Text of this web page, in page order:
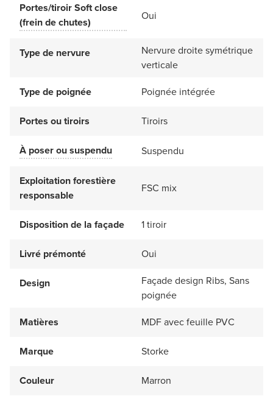
Portes/tiroir Soft close
(frein de chutes)
Oui
Type de nervure
Nervure droite symétrique
verticale
Type de poignée
Poignée intégrée
Portes ou tiroirs Tiroirs
À poser ou suspendu Suspendu
Exploitation forestière
responsable
FSC mix
Disposition de la façade 1 tiroir
Livré prémonté Oui
Design
Façade design Ribs, Sans
poignée
Matières
MDF avec feuille PVC
Marque Storke
Couleur Marron